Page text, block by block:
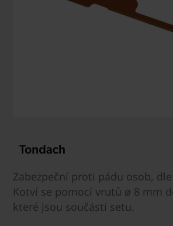
Zabezpeční proti pádu osob, dle
Kotví se pomocí vrutů ø 8 mm
které jsou součástí setu.